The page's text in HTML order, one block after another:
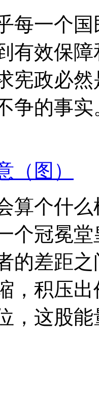
每一个
有效保
宪政必
争的事实
（图）
算个什
个冠冕
的差距
，积压
，这股